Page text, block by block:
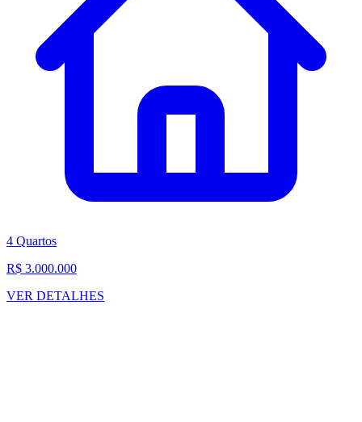
4 Quartos
R$ 3.000.000
VER DETALHES